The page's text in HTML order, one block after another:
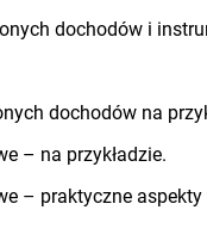
dochodów i
dochodów na
– na przykładzie.
– praktyczne aspekty